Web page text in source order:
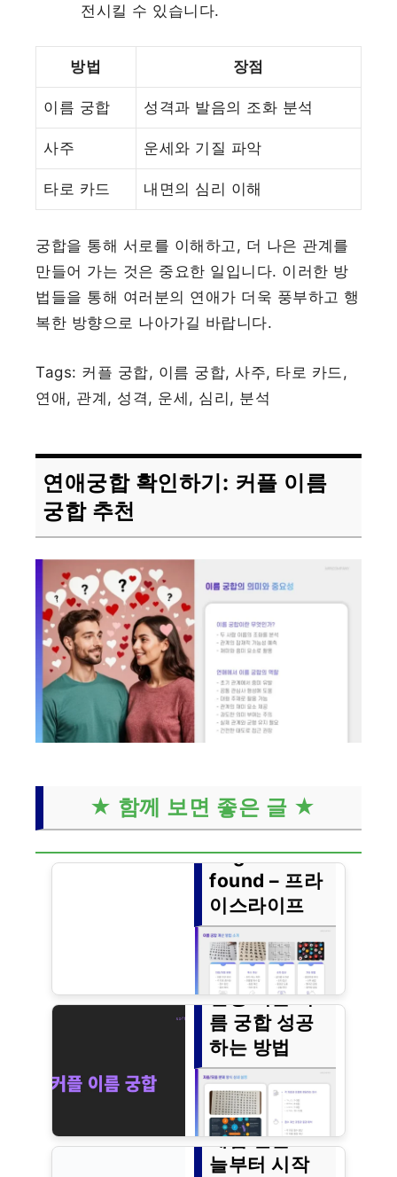
전시킬 수 있습니다.
방법 장점
이름 궁합 성격과 발음의 조화 분석
사주 운세와 기질 파악
타로 카드 내면의 심리 이해
궁합을 통해 서로를 이해하고, 더 나은 관계를
만들어 가는 것은 중요한 일입니다. 이러한 방
법들을 통해 여러분의 연애가 더욱 풍부하고 행
복한 방향으로 나아가길 바랍니다.
Tags: 커플 궁합, 이름 궁합, 사주, 타로 카드,
연애, 관계, 성격, 운세, 심리, 분석
연애궁합 확인하기: 커플 이름
궁합 추천
★ 함께 보면 좋은 글 ★
Page not
found – 프라
이스라이프
이 위치에서 아무 것도 찾을 수 없
을 것 같습니다. 아래의 링크 또는
검색 중 하나를 하세요.
신상 커플 이
름 궁합 성공
하는 방법
커플의 이름 궁합은 관계의 성공
에 중요한 역할을 합니다. 이름의
커플 밸런스
게임 질문 오
늘부터 시작